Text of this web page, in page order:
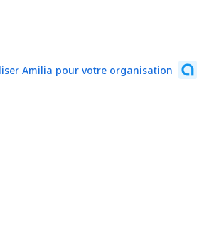
Amilia pour votre organisation